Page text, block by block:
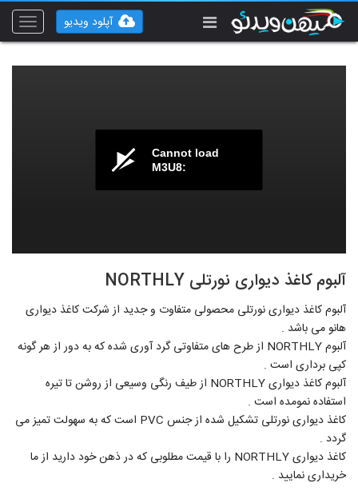
Toggle
آپلود ویدیو
Cannot load
M3U8:
آلبوم کاغذ دیواری نورتلی NORTHLY
آلبوم کاغذ دیواری نورتلی محصولی متفاوت و جدید از شرکت کاغذ دیواری
هانو می باشد .
آلبوم NORTHLY از طرح های متفاوتی گرد آوری شده که به دور از هر گونه
کپی برداری است .
آلبوم کاغذ دیواری NORTHLY از طیف رنگی وسیعی از روشن تا تیره
استفاده نمومده است .
کاغذ دیواری نورتلی تشکیل شده از جنس PVC است که به سهولت تمیز می
گردد .
کاغذ دیواری NORTHLY را با قیمت مطلوبی که در ذهن خود دارید از ما
خریداری نمایید .